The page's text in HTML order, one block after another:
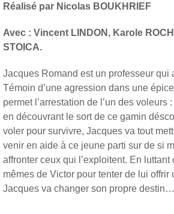
Réalisé par Nicolas BOUKHRIEF
Avec : Vincent LINDON, Karole
STOICA.
Jacques Romand est un professeur qui
Témoin d’une agression dans une
permet l’arrestation de l’un des voleurs
en découvrant le sort de ce gamin
voler pour survivre, Jacques va tout
venir en aide à ce jeune parti sur de si
affronter ceux qui l’exploitent. En
mêmes de Victor pour tenter de lui offrir
Jacques va changer son propre destin…